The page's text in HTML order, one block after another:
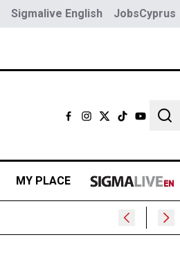
Sigmalive English JobsCyprus
MY PLACE